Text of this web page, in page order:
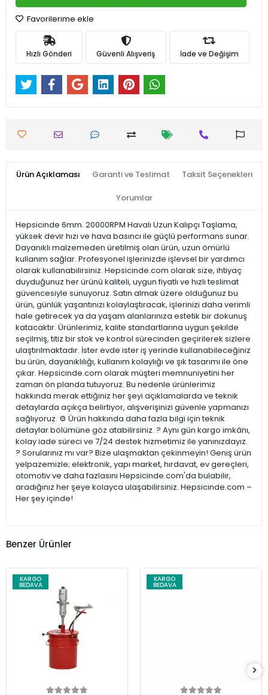
Favorilerime ekle
Hızlı Gönderi Güvenli Alışveriş İade ve Değişim
Ürün Açıklaması Garanti ve Teslimat Taksit Seçenekleri
Yorumlar
Hepsicinde 6mm. 20000RPM Havalı Uzun Kalıpçı Taşlama,
yüksek devir hızı ve hava basıncı ile güçlü performans sunar.
Dayanıklı malzemeden üretilmiş olan ürün, uzun ömürlü
kullanım sağlar. Profesyonel işlerinizde işlevsel bir yardımcı
olarak kullanabilirsiniz. Hepsicinde.com olarak size, ihtiyaç
duyduğunuz her ürünü kaliteli, uygun fiyatlı ve hızlı teslimat
güvencesiyle sunuyoruz. Satın almak üzere olduğunuz bu
ürün, günlük yaşantınızı kolaylaştıracak, işlerinizi daha verimli
hale getirecek ya da yaşam alanlarınıza estetik bir dokunuş
katacaktır. Ürünlerimiz, kalite standartlarına uygun şekilde
seçilmiş, titiz bir stok ve kontrol sürecinden geçirilerek sizlere
ulaştırılmaktadır. İster evde ister iş yerinde kullanabileceğiniz
bu ürün, dayanıklılığı, kullanım kolaylığı ve şık tasarımı ile öne
çıkar. Hepsicinde.com olarak müşteri memnuniyetini her
zaman ön planda tutuyoruz. Bu nedenle ürünlerimiz
hakkında merak ettiğiniz her şeyi açıklamalarda ve teknik
detaylarda açıkça belirtiyor, alışverişinizi güvenle yapmanızı
sağlıyoruz. ⚙️ Ürün hakkında daha fazla bilgi için teknik
detaylar bölümüne göz atabilirsiniz. ? Aynı gün kargo imkânı,
kolay iade süreci ve 7/24 destek hizmetimiz ile yanınızdayız.
? Sorularınız mı var? Bize ulaşmaktan çekinmeyin! Geniş ürün
yelpazemizle; elektronik, yapı market, hırdavat, ev gereçleri,
otomotiv ve daha fazlasını Hepsicinde.com'da bulabilir,
aradığınız her şeye kolayca ulaşabilirsiniz. Hepsicinde.com –
Her şey içinde!
Benzer Ürünler
KARGO
BEDAVA
KARGO
BEDAVA